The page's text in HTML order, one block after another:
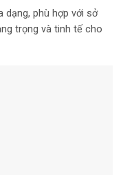
phù hợp với sở
trọng và tinh tế cho